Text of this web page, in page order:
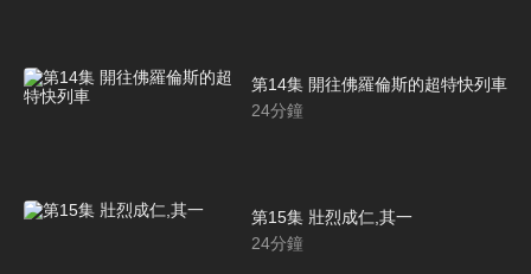
第14集 開往佛羅倫斯的超特快列車
24分鐘
第15集 壯烈成仁,其一
24分鐘